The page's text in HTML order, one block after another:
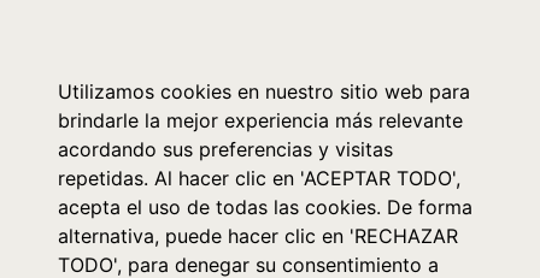
Utilizamos cookies en nuestro sitio web para
brindarle la mejor experiencia más relevante
acordando sus preferencias y visitas
repetidas. Al hacer clic en 'ACEPTAR TODO',
acepta el uso de todas las cookies. De forma
alternativa, puede hacer clic en 'RECHAZAR
TODO', para denegar su consentimiento a